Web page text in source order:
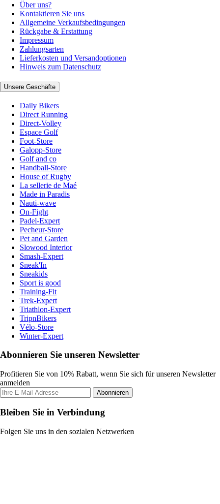
Über uns?
Kontaktieren Sie uns
Allgemeine Verkaufsbedingungen
Rückgabe & Erstattung
Impressum
Zahlungsarten
Lieferkosten und Versandoptionen
Hinweis zum Datenschutz
Unsere Geschäfte
Daily Bikers
Direct Running
Direct-Volley
Espace Golf
Foot-Store
Galopp-Store
Golf and co
Handball-Store
House of Rugby
La sellerie de Maé
Made in Paradis
Nauti-wave
On-Fight
Padel-Expert
Pecheur-Store
Pet and Garden
Slowood Interior
Smash-Expert
Sneak'In
Sneakids
Sport is good
Training-Fit
Trek-Expert
Triathlon-Expert
TripnBikers
Vélo-Store
Winter-Expert
Abonnieren Sie unseren Newsletter
Profitieren Sie von 10% Rabatt, wenn Sie sich für unseren Newsletter
anmelden
Abonnieren
Bleiben Sie in Verbindung
Folgen Sie uns in den sozialen Netzwerken